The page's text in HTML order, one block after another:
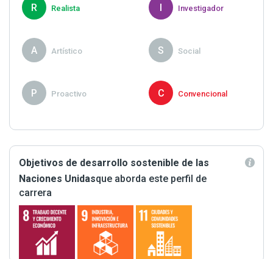
R Realista Investigador
A Artístico S Social
P Proactivo C Convencional
Objetivos de desarrollo sostenible de las
Naciones Unidasque aborda este perfil de
carrera